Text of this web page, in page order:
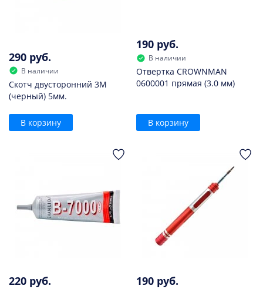
290 руб.
В наличии
Скотч двусторонний 3M
(черный) 5мм.
В корзину
190 руб.
В наличии
Отвертка CROWNMAN
0600001 прямая (3.0 мм)
В корзину
220 руб. 190 руб.